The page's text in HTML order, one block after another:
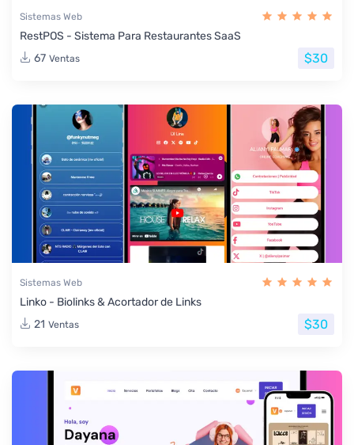
Sistemas Web
RestPOS - Sistema Para Restaurantes SaaS
67 Ventas $30
Sistemas Web
Linko - Biolinks & Acortador de Links
21 Ventas $30